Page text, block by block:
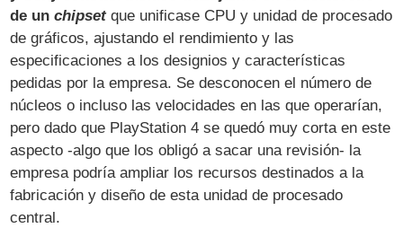
de unchipsetque unificase CPU y unidad de procesado
de gráficos, ajustando el rendimiento y las
especificaciones a los designios y características
pedidas por la empresa. Se desconocen el número de
núcleos o incluso las velocidades en las que operarían,
pero dado que PlayStation 4 se quedó muy corta en este
aspecto -algo que los obligó a sacar una revisión- la
empresa podría ampliar los recursos destinados a la
fabricación y diseño de esta unidad de procesado
central.